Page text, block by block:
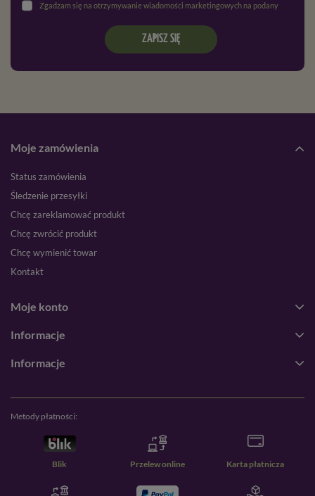
Zgadzam się na otrzymywanie wiadomości marketingowych na podany adres e-mail oraz przetwarzanie danych osobowych zgodnie z
ZAPISZ SIĘ
Moje zamówienia
Status zamówienia
Śledzenie przesyłki
Chcę zareklamować produkt
Chcę zwrócić produkt
Chcę wymienić towar
Kontakt
Moje konto
Informacje
Informacje
Metody płatności:
Blik Przelew online Karta płatnicza